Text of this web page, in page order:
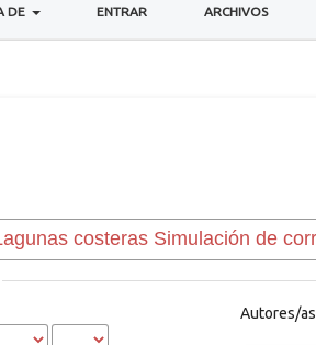
DE ENTRAR ARCHIVOS
Autores/as